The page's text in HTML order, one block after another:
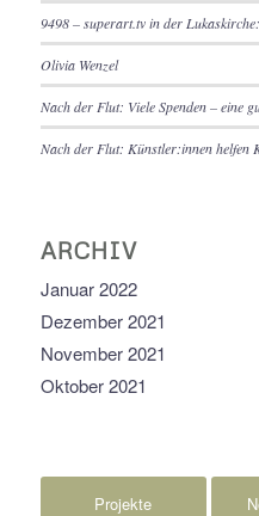
9498 – superart.tv in der
Olivia Wenzel
Nach der Flut: Viele Spenden – eine
Nach der Flut: Künstler:innen helfen
ARCHIV
Januar 2022
Dezember 2021
November 2021
Oktober 2021
Projekte